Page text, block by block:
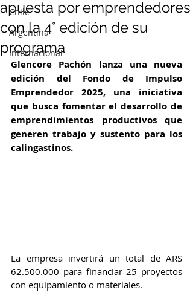
Chile
Argentina
Internacional
apuesta por emprendedores
con la 4° edición de su
programa
Glencore Pachón lanza una nueva
edición del Fondo de Impulso
Emprendedor 2025, una iniciativa
que busca fomentar el desarrollo de
emprendimientos productivos que
generen trabajo y sustento para los
calingastinos.
La empresa invertirá un total de ARS
62.500.000 para financiar 25 proyectos
con equipamiento o materiales.